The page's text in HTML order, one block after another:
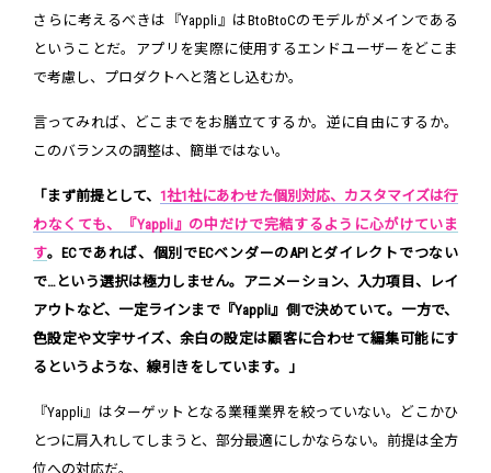
さらに考えるべきは『Yappli』はBtoBtoCのモデルがメインである
ということだ。アプリを実際に使用するエンドユーザーをどこま
で考慮し、プロダクトへと落とし込むか。
言ってみれば、どこまでをお膳立てするか。逆に自由にするか。
このバランスの調整は、簡単ではない。
「まず前提として、 1社1社にあわせた個別対応、カスタマイズは行
わなくても、『Yappli』の中だけで完結するように心がけていま
す。ECであれば、個別でECベンダーのAPIとダイレクトでつない
で…という選択は極力しません。アニメーション、入力項目、レイ
アウトなど、一定ラインまで『Yappli』側で決めていて。一方で、
色設定や文字サイズ、余白の設定は顧客に合わせて編集可能にす
るというような、線引きをしています。」
『Yappli』はターゲットとなる業種業界を絞っていない。どこかひ
とつに肩入れしてしまうと、部分最適にしかならない。前提は全方
位への対応だ。